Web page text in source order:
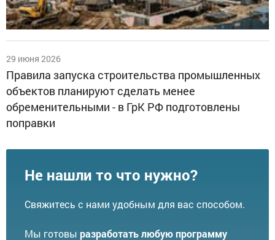
29 июня 2026
Правила запуска строительства промышленных
объектов планируют сделать менее
обременительными - в ГрК РФ подготовлены
поправки
Не нашли то что нужно?
Свяжитесь с нами удобным для вас способом.
Мы готовы разработать любую программу